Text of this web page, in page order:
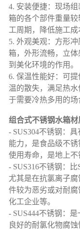
4. 安装便捷：现场
箱的各个部件重量
工周期，降低施工成
5. 外观美观：方形
箱，外形流畅，立
到美化环境的作用。
6. 保温性能好：可
温的散失，满足热
于需要冷热多用的场
组合式不锈钢水箱材
- SUS304不锈钢：
能力，是食品级不
使用寿命，是地上不
- SUS316不锈钢：
尤其是在抗氯离子
件较为恶劣或对耐
化工企业等。
- SUS444不锈钢：
良好的耐氯化物腐